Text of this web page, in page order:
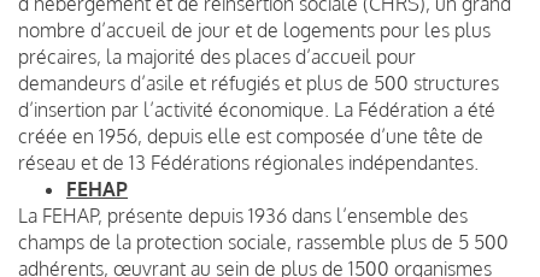
nombre d’accueil de jour et de logements pour les plus
précaires, la majorité des places d’accueil pour
demandeurs d’asile et réfugiés et plus de 500 structures
d’insertion par l’activité économique. La Fédération a été
créée en 1956, depuis elle est composée d’une tête de
réseau et de 13 Fédérations régionales indépendantes.
FEHAP
La FEHAP, présente depuis 1936 dans l’ensemble des
champs de la protection sociale, rassemble plus de 5 500
adhérents, œuvrant au sein de plus de 1500 organismes